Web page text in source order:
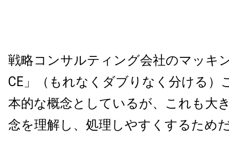
戦略コンサルティング会社のマッキ
CE」（もれなくダブりなく分ける）
本的な概念としているが、これも大
念を理解し、処理しやすくするため